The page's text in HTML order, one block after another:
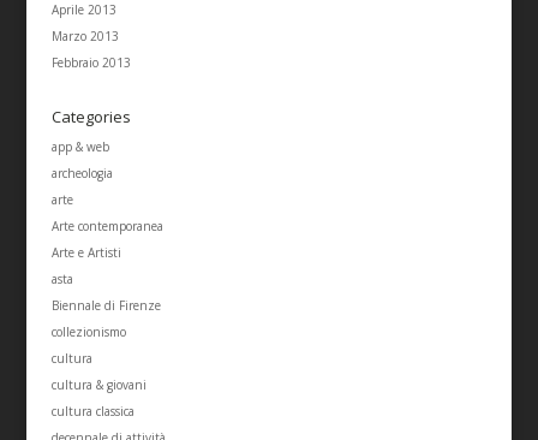
Aprile 2013
Marzo 2013
Febbraio 2013
Categories
app & web
archeologia
arte
Arte contemporanea
Arte e Artisti
asta
Biennale di Firenze
collezionismo
cultura
cultura & giovani
cultura classica